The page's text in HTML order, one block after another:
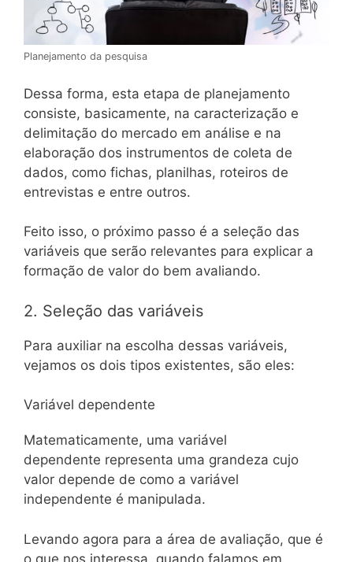
Planejamento da pesquisa
Dessa forma, esta etapa de planejamento
consiste, basicamente, na caracterização e
delimitação do mercado em análise e na
elaboração dos instrumentos de coleta de
dados, como fichas, planilhas, roteiros de
entrevistas e entre outros.
Feito isso, o próximo passo é a seleção das
variáveis que serão relevantes para explicar a
formação de valor do bem avaliando.
2. Seleção das variáveis
Para auxiliar na escolha dessas variáveis,
vejamos os dois tipos existentes, são eles:
Variável dependente
Matematicamente, uma variável
dependente representa uma grandeza cujo
valor depende de como a variável
independente é manipulada.
Levando agora para a área de avaliação, que é
o que nos interessa, quando falamos em